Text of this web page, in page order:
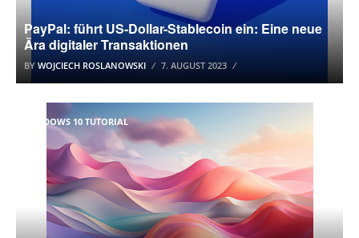
PayPal: führt US-Dollar-Stablecoin ein: Eine neue
Ära digitaler Transaktionen
BY WOJCIECH ROSLANOWSKI 7. AUGUST 2023
WINDOWS 10 TUTORIAL